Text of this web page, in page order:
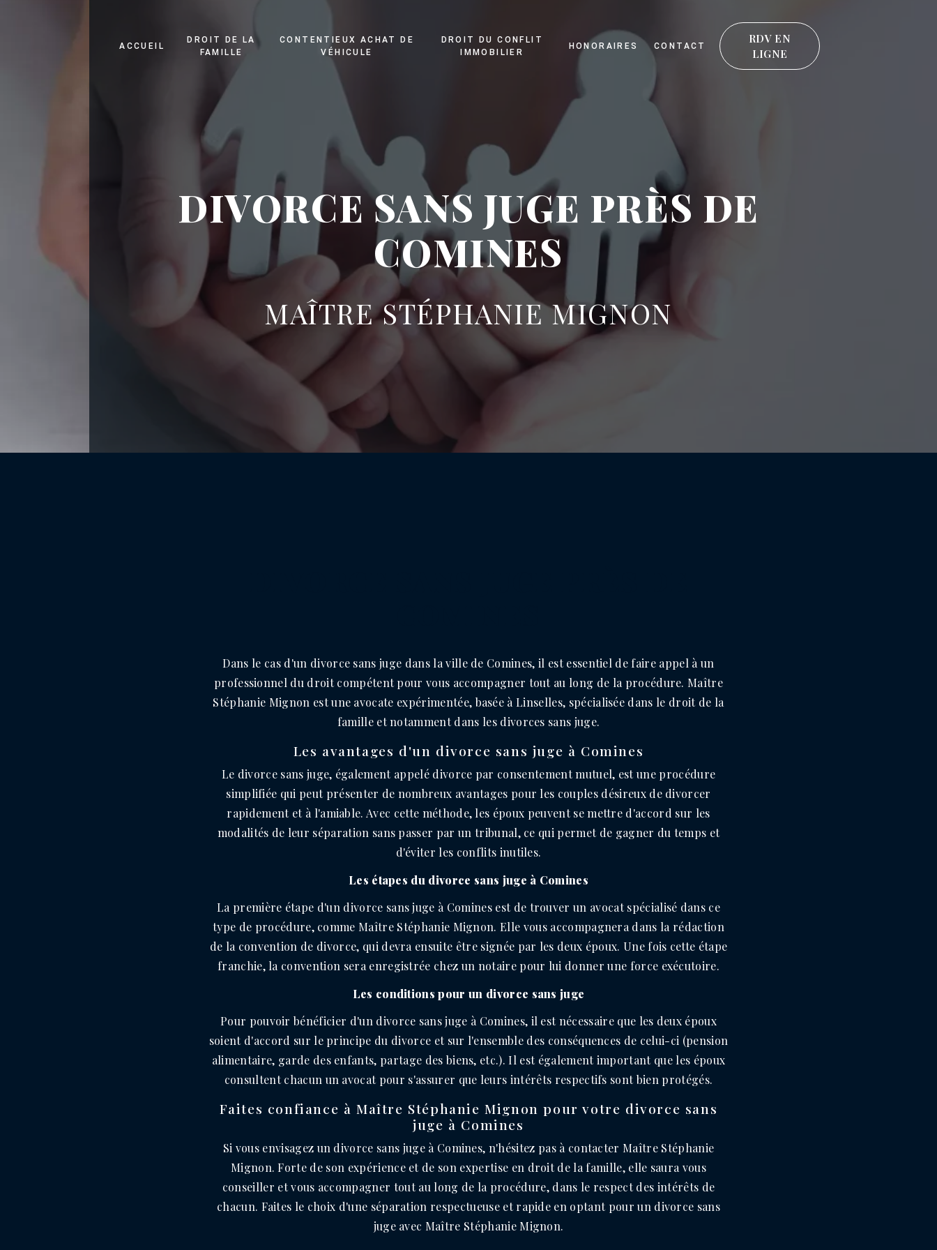
ACCUEIL
DROIT DE LA
FAMILLE
CONTENTIEUX ACHAT DE
VÉHICULE
DROIT DU CONFLIT
IMMOBILIER
HONORAIRES CONTACT
RDV EN
LIGNE
DIVORCE SANS JUGE PRÈS DE
COMINES
MAÎTRE STÉPHANIE MIGNON
Dans le cas d'un divorce sans juge dans la ville de Comines, il est essentiel de faire appel à un
professionnel du droit compétent pour vous accompagner tout au long de la procédure. Maître
Stéphanie Mignon est une avocate expérimentée, basée à Linselles, spécialisée dans le droit de la
famille et notamment dans les divorces sans juge.
Les avantages d'un divorce sans juge à Comines
Le divorce sans juge, également appelé divorce par consentement mutuel, est une procédure
simplifiée qui peut présenter de nombreux avantages pour les couples désireux de divorcer
rapidement et à l'amiable. Avec cette méthode, les époux peuvent se mettre d'accord sur les
modalités de leur séparation sans passer par un tribunal, ce qui permet de gagner du temps et
d'éviter les conflits inutiles.
Les étapes du divorce sans juge à Comines
La première étape d'un divorce sans juge à Comines est de trouver un avocat spécialisé dans ce
type de procédure, comme Maître Stéphanie Mignon. Elle vous accompagnera dans la rédaction
de la convention de divorce, qui devra ensuite être signée par les deux époux. Une fois cette étape
franchie, la convention sera enregistrée chez un notaire pour lui donner une force exécutoire.
Les conditions pour un divorce sans juge
Pour pouvoir bénéficier d'un divorce sans juge à Comines, il est nécessaire que les deux époux
soient d'accord sur le principe du divorce et sur l'ensemble des conséquences de celui-ci (pension
alimentaire, garde des enfants, partage des biens, etc.). Il est également important que les époux
consultent chacun un avocat pour s'assurer que leurs intérêts respectifs sont bien protégés.
Faites confiance à Maître Stéphanie Mignon pour votre divorce sans
juge à Comines
Si vous envisagez un divorce sans juge à Comines, n'hésitez pas à contacter Maître Stéphanie
Mignon. Forte de son expérience et de son expertise en droit de la famille, elle saura vous
conseiller et vous accompagner tout au long de la procédure, dans le respect des intérêts de
chacun. Faites le choix d'une séparation respectueuse et rapide en optant pour un divorce sans
juge avec Maître Stéphanie Mignon.